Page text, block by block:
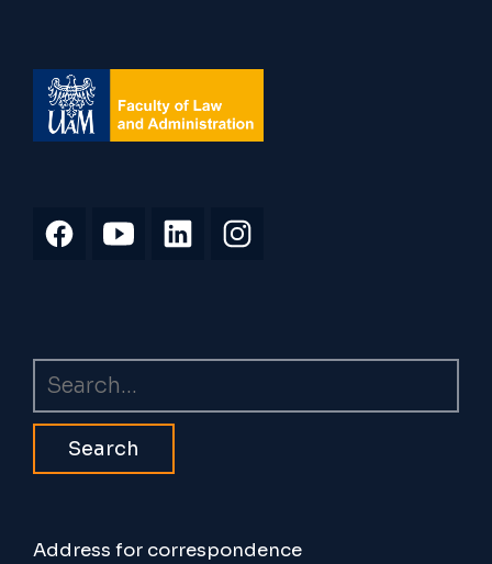
Search
Address for correspondence